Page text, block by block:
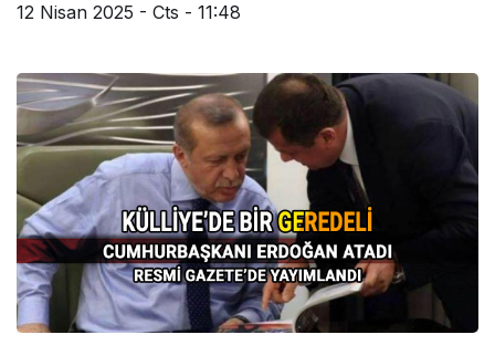
12 Nisan 2025 - Cts - 11:48